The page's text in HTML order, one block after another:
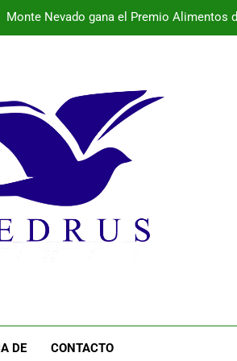
Monte Nevado gana el Premio Alimentos
Programa de la semana cultural de
Monte Nevado gana el Premio Alimentos
vibra este fin de semana con
DE CONTACTO